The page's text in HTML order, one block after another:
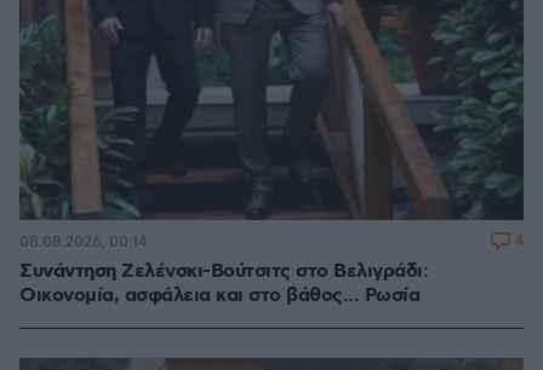
Συνάντηση Ζελένσκι-Βούτσιτς στο Βελιγράδι:
Οικονομία, ασφάλεια και στο βάθος... Ρωσία
08.08.2026, 00:14 4